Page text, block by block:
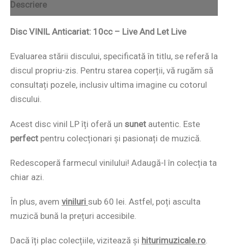
Descriere
Disc VINIL Anticariat: 10cc – Live And Let Live
Evaluarea stării discului, specificată în titlu, se referă la
discul propriu-zis. Pentru starea coperții, vă rugăm să
consultați pozele, inclusiv ultima imagine cu cotorul
discului.
Acest disc vinil LP îți oferă un sunet autentic. Este
perfect pentru colecționari și pasionați de muzică.
Redescoperă farmecul vinilului! Adaugă-l în colecția ta
chiar azi.
În plus, avem viniluri sub 60 lei. Astfel, poți asculta
muzică bună la prețuri accesibile.
Dacă îți plac colecțiile, vizitează și hiturimuzicale.ro.